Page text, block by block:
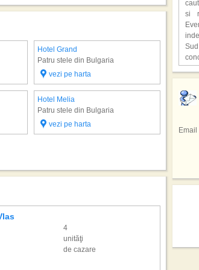
Hotel Grand
Patru stele din Bulgaria
vezi pe harta
Hotel Melia
Patru stele din Bulgaria
vezi pe harta
Hotel
Patru
vezi
4
unităţi
de cazare
o
si
In
Email